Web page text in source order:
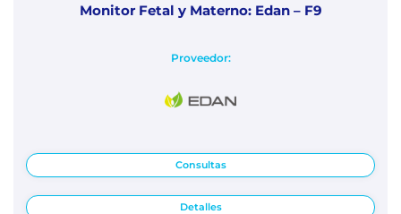
Monitor Fetal y Materno: Edan – F9
Proveedor:
Consultas
Detalles